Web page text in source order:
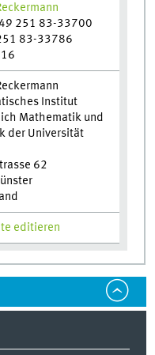
251 83-33700
83-33786
Institut
Mathematik und
der Universität
62
editieren